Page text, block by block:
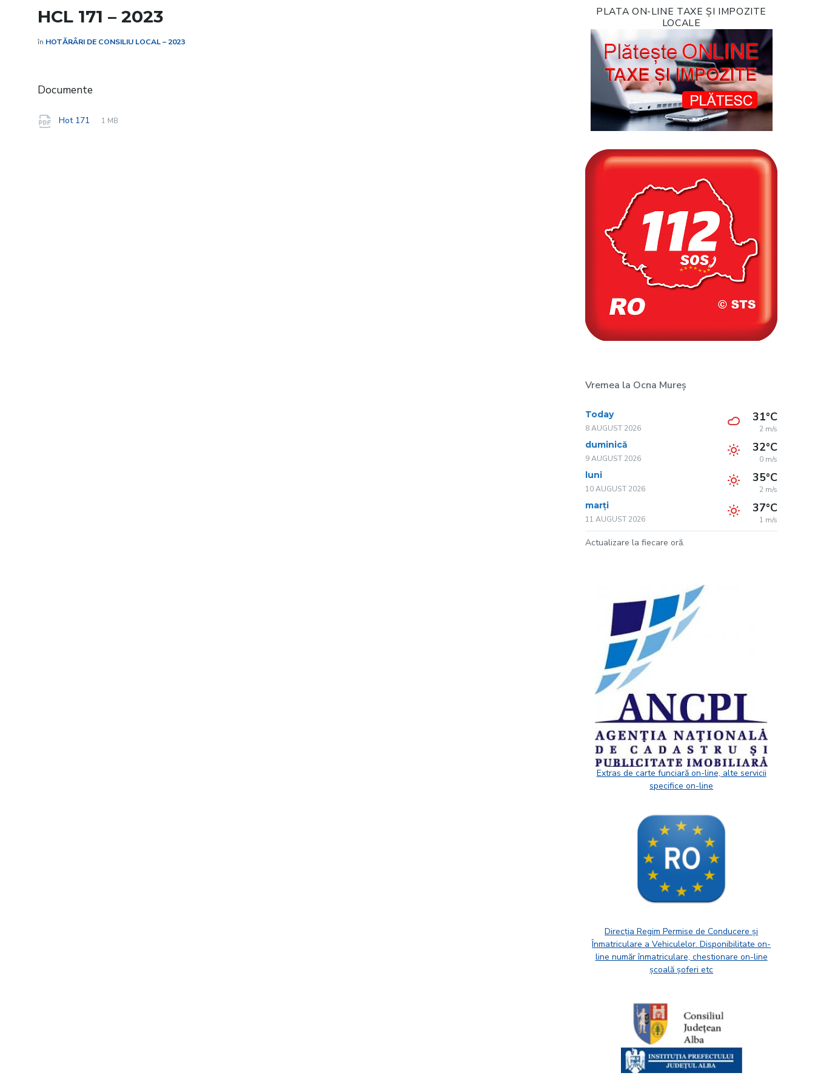
HCL 171 – 2023
în HOTĂRÂRI DE CONSILIU LOCAL – 2023
Documente
Hot 171
File
pdf
File
1 MB
PLATA ON-LINE TAXE ȘI IMPOZITE
LOCALE
Vremea la Ocna Mureș
Today
8 AUGUST 2026
31°C
2 m/s
duminică
9 AUGUST 2026
32°C
0 m/s
luni
10 AUGUST 2026
35°C
2 m/s
marți
11 AUGUST 2026
37°C
1 m/s
Actualizare la fiecare oră.
Extras de carte funciară on-line, alte servicii
specifice on-line
Direcția Regim Permise de Conducere și
Înmatriculare a Vehiculelor. Disponibilitate on-
line număr înmatriculare, chestionare on-line
școală șoferi etc